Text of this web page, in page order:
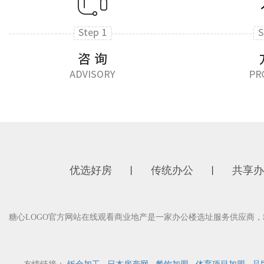
优选好房 传统办公 共享
糖心LOGO官方网站在线观看商业地产是一家办公楼选址服务供应商